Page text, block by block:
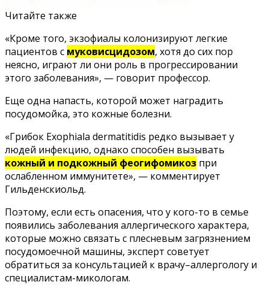
Читайте также
«Кроме того, экзофиалы колонизируют легкие
пациентов с муковисцидозом, хотя до сих пор
неясно, играют ли они роль в прогрессировании
этого заболевания», — говорит профессор.
Еще одна напасть, которой может наградить
посудомойка, это кожные болезни.
«Грибок Exophiala dermatitidis редко вызывает у
людей инфекцию, однако способен вызывать
кожный и подкожный феогифомикоз при
ослабленном иммунитете», — комментирует
Гильденскиольд.
Поэтому, если есть опасения, что у кого-то в семье
появились заболевания аллергического характера,
которые можно связать с плесневым загрязнением
посудомоечной машины, эксперт советует
обратиться за консультацией к врачу–аллергологу и
специалистам-микологам.